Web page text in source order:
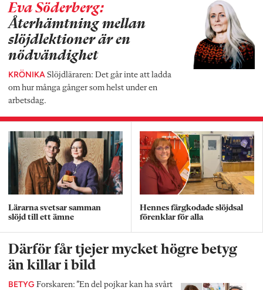
Eva Söderberg:
Återhämtning mellan
slöjdlektioner är en
nödvändighet
KRÖNIKA Slöjdläraren: Det går inte att ladda
om hur många gånger som helst under en
arbetsdag.
Lärarna svetsar samman
slöjd till ett ämne
Hennes färgkodade slöjdsal
förenklar för alla
Därför får tjejer mycket högre betyg
än killar i bild
BETYG Forskaren: ”En del pojkar kan ha svårt